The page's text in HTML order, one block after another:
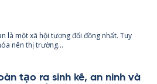
là một xã hội tương đối đồng nhất. Tuy
nên thị trường...
tạo ra sinh kế, an ninh và